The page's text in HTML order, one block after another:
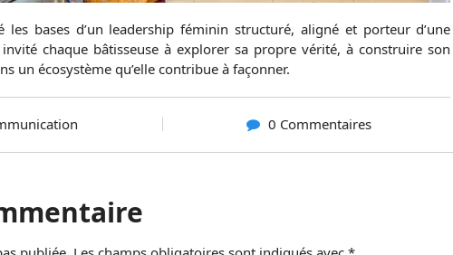
les bases d’un leadership féminin structuré, aligné et porteur d’une
chaque bâtisseuse à explorer sa propre vérité, à construire son
un écosystème qu’elle contribue à façonner.
0 Commentaires